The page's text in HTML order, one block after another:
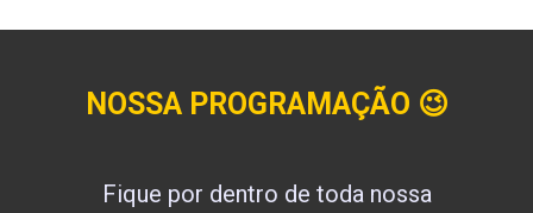
NOSSA PROGRAMAÇÃO 😉
Fique por dentro de toda nossa